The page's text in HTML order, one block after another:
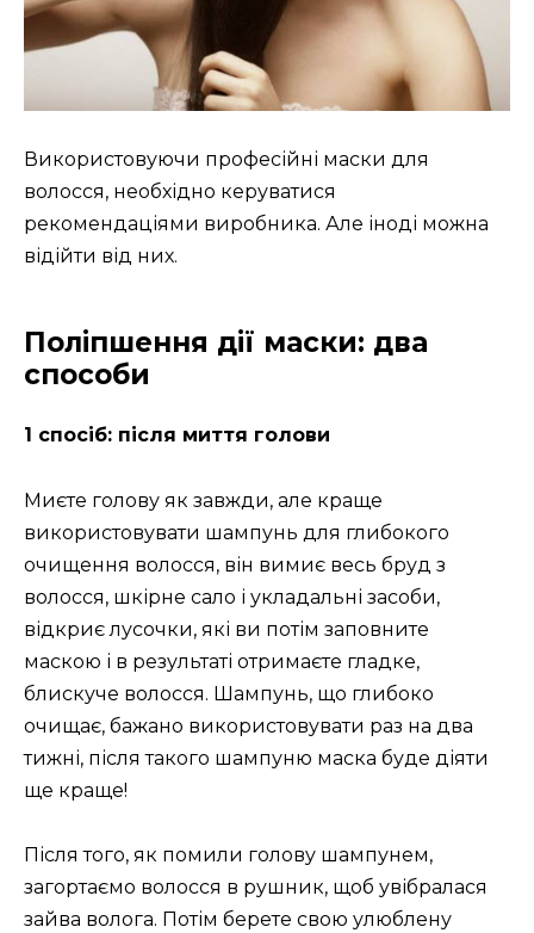
Використовуючи професійні маски для
волосся, необхідно керуватися
рекомендаціями виробника. Але іноді можна
відійти від них.
Поліпшення дії маски: два
способи
1 спосіб: після миття голови
Миєте голову як завжди, але краще
використовувати шампунь для глибокого
очищення волосся, він вимиє весь бруд з
волосся, шкірне сало і укладальні засоби,
відкриє лусочки, які ви потім заповните
маскою і в результаті отримаєте гладке,
блискуче волосся. Шампунь, що глибоко
очищає, бажано використовувати раз на два
тижні, після такого шампуню маска буде діяти
ще краще!
Після того, як помили голову шампунем,
загортаємо волосся в рушник, щоб увібралася
зайва волога. Потім берете свою улюблену